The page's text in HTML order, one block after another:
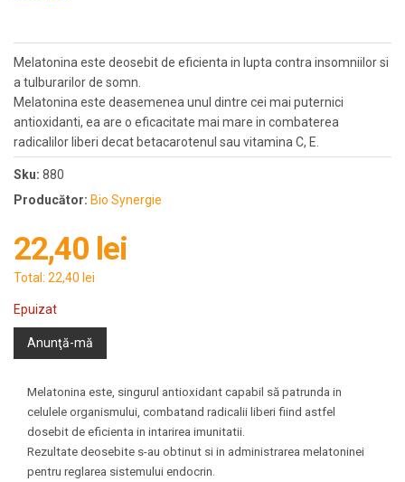
Melatonina este deosebit de eficienta in lupta contra insomniilor si
a tulburarilor de somn.
Melatonina este deasemenea unul dintre cei mai puternici
antioxidanti, ea are o eficacitate mai mare in combaterea
radicalilor liberi decat betacarotenul sau vitamina C, E.
Sku: 880
Producător: Bio Synergie
22,40 lei
Total: 22,40 lei
Epuizat
Anunţă-mă
Melatonina este, singurul antioxidant capabil să patrunda in
celulele organismului, combatand radicalii liberi fiind astfel
dosebit de eficienta in intarirea imunitatii.
Rezultate deosebite s-au obtinut si in administrarea melatoninei
pentru reglarea sistemului endocrin.